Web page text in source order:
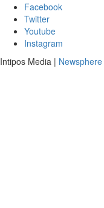
Facebook
Twitter
Youtube
Instagram
Intipos Media | Newsphere